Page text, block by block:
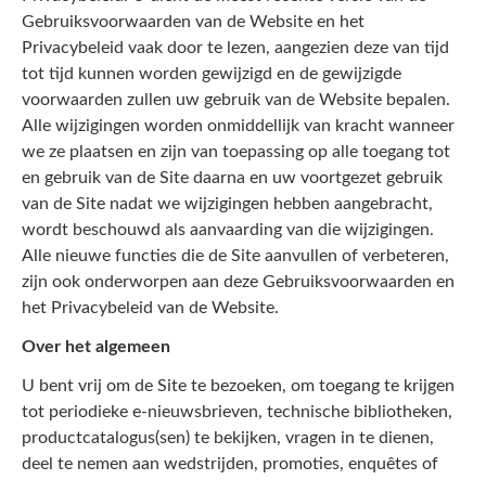
Gebruiksvoorwaarden van de Website en het
Privacybeleid vaak door te lezen, aangezien deze van tijd
tot tijd kunnen worden gewijzigd en de gewijzigde
voorwaarden zullen uw gebruik van de Website bepalen.
Alle wijzigingen worden onmiddellijk van kracht wanneer
we ze plaatsen en zijn van toepassing op alle toegang tot
en gebruik van de Site daarna en uw voortgezet gebruik
van de Site nadat we wijzigingen hebben aangebracht,
wordt beschouwd als aanvaarding van die wijzigingen.
Alle nieuwe functies die de Site aanvullen of verbeteren,
zijn ook onderworpen aan deze Gebruiksvoorwaarden en
het Privacybeleid van de Website.
Over het algemeen
U bent vrij om de Site te bezoeken, om toegang te krijgen
tot periodieke e-nieuwsbrieven, technische bibliotheken,
productcatalogus(sen) te bekijken, vragen in te dienen,
deel te nemen aan wedstrijden, promoties, enquêtes of